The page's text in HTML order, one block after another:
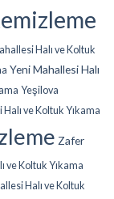
Halı ve Koltuk
Yeni Mahallesi Halı
Yeşilova
ve Koltuk Yıkama
Zafer
ve Koltuk Yıkama
Halı ve Koltuk